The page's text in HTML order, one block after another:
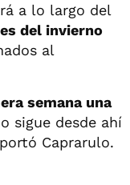
a lo largo del
del invierno
al
semana una
sigue desde ahí
Caprarulo.